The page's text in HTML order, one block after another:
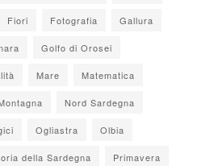
Fiori Fotografia Gallura
Golfo di Orosei
Mare Matematica
Nord Sardegna
Ogliastra Olbia
della Sardegna Primavera